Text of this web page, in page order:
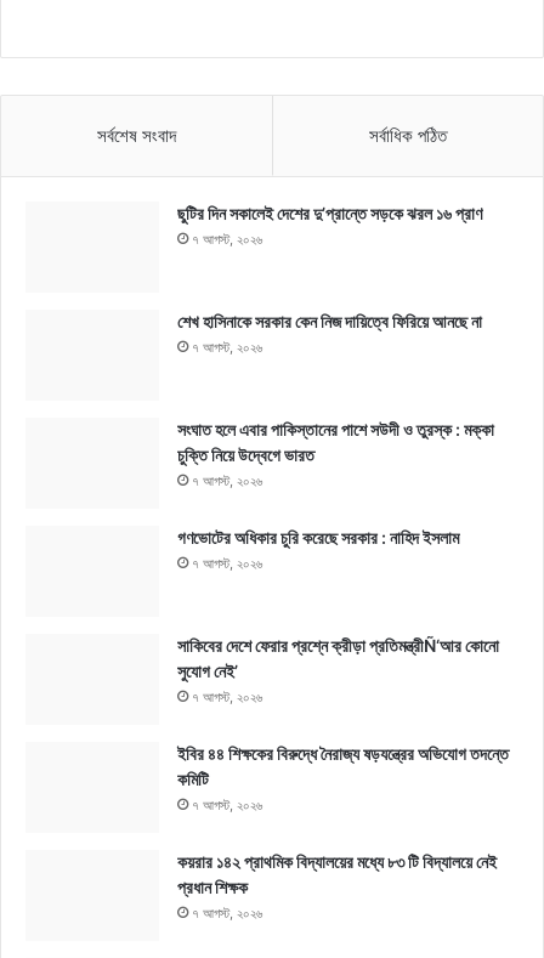
সর্বশেষ সংবাদ সর্বাধিক পঠিত
ছুটির দিন সকালেই দেশের দু’প্রান্তে সড়কে ঝরল ১৬ প্রাণ
৭ আগস্ট, ২০২৬
শেখ হাসিনাকে সরকার কেন নিজ দায়িত্বে ফিরিয়ে আনছে না
৭ আগস্ট, ২০২৬
সংঘাত হলে এবার পাকিস্তানের পাশে সউদী ও তুরস্ক : মক্কা
চুক্তি নিয়ে উদ্বেগে ভারত
৭ আগস্ট, ২০২৬
গণভোটের অধিকার চুরি করেছে সরকার : নাহিদ ইসলাম
৭ আগস্ট, ২০২৬
সাকিবের দেশে ফেরার প্রশ্নে ক্রীড়া প্রতিমন্ত্রীÑ‘আর কোনো
সুযোগ নেই’
৭ আগস্ট, ২০২৬
ইবির ৪৪ শিক্ষকের বিরুদ্ধে নৈরাজ্য ষড়যন্ত্রের অভিযোগ তদন্তে
কমিটি
৭ আগস্ট, ২০২৬
কয়রার ১৪২ প্রাথমিক বিদ্যালয়ের মধ্যে ৮৩ টি বিদ্যালয়ে নেই
প্রধান শিক্ষক
৭ আগস্ট, ২০২৬